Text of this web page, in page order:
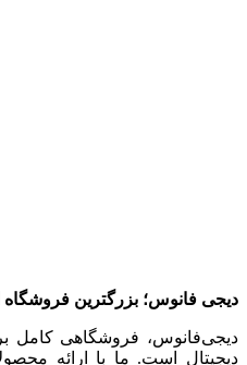
دیجی فانوس؛ بزرگترین فروشگاه
دیجی‌فانوس، فروشگاهی کامل
دیجیتال است. ما با ارائه